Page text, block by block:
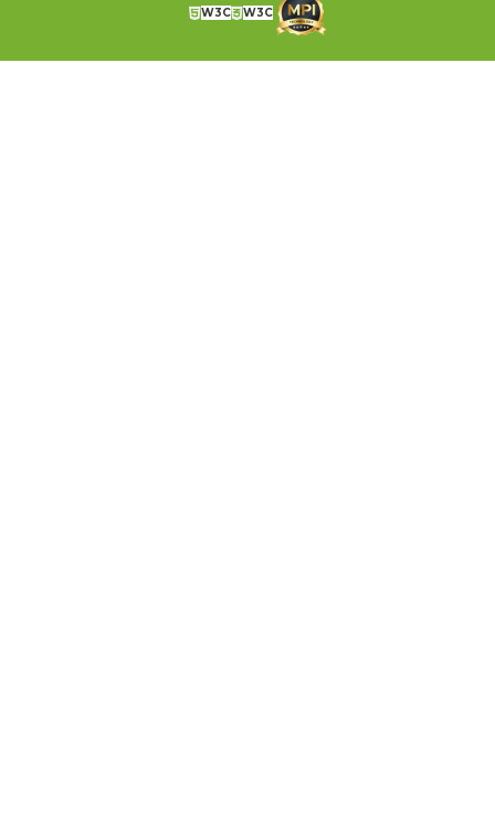
W3C W3C